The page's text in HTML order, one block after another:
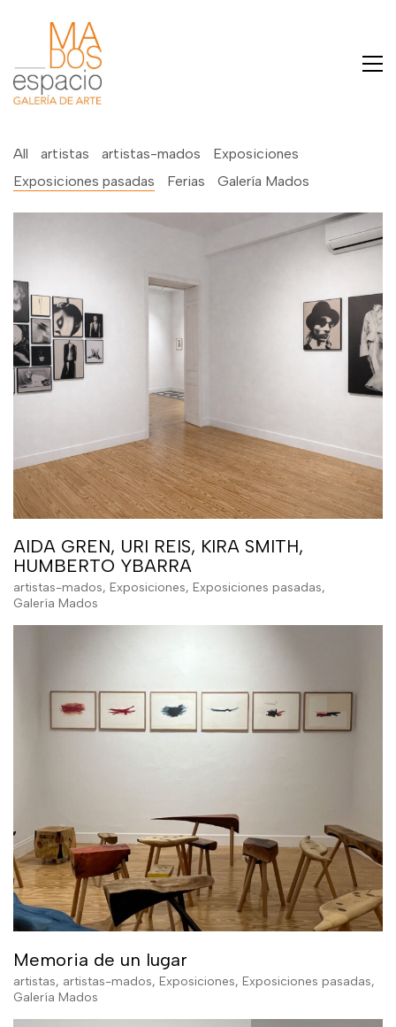
All artistas artistas-mados
Exposiciones
Exposiciones pasadas
Ferias Galería Mados
AIDA GREN, URI REIS, KIRA SMITH,
HUMBERTO YBARRA
artistas-mados, Exposiciones, Exposiciones pasadas,
Galería Mados
Memoria de un lugar
artistas, artistas-mados, Exposiciones, Exposiciones pasadas,
Galería Mados